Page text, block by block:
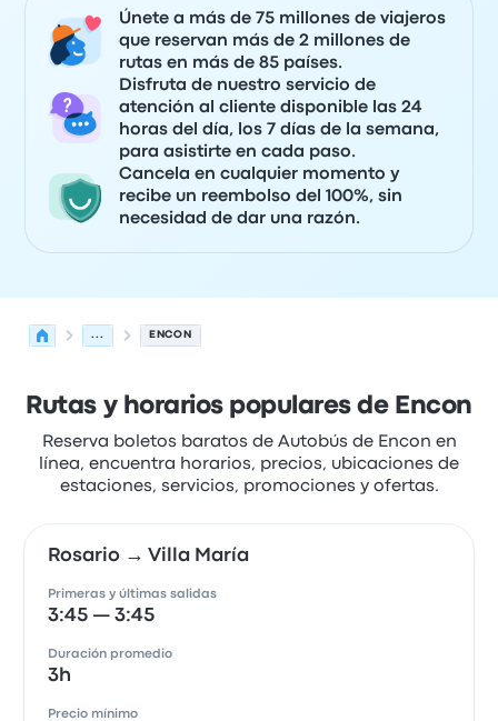
Únete a más de 75 millones de viajeros
que reservan más de 2 millones de
rutas en más de 85 países.
Disfruta de nuestro servicio de
atención al cliente disponible las 24
horas del día, los 7 días de la semana,
para asistirte en cada paso.
Cancela en cualquier momento y
recibe un reembolso del 100%, sin
necesidad de dar una razón.
... ENCON
Rutas y horarios populares de Encon
Reserva boletos baratos de Autobús de Encon en
línea, encuentra horarios, precios, ubicaciones de
estaciones, servicios, promociones y ofertas.
Rosario → Villa María
Primeras y últimas salidas
3:45 — 3:45
Duración promedio
3h
Precio mínimo